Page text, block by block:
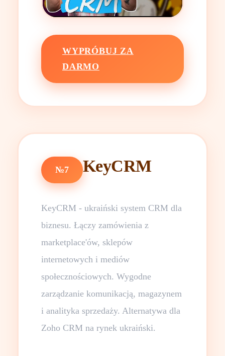
WYPRÓBUJ ZA
DARMO
№7 KeyCRM
KeyCRM - ukraiński system CRM dla
biznesu. Łączy zamówienia z
marketplace'ów, sklepów
internetowych i mediów
społecznościowych. Wygodne
zarządzanie komunikacją, magazynem
i analityka sprzedaży. Alternatywa dla
Zoho CRM na rynek ukraiński.